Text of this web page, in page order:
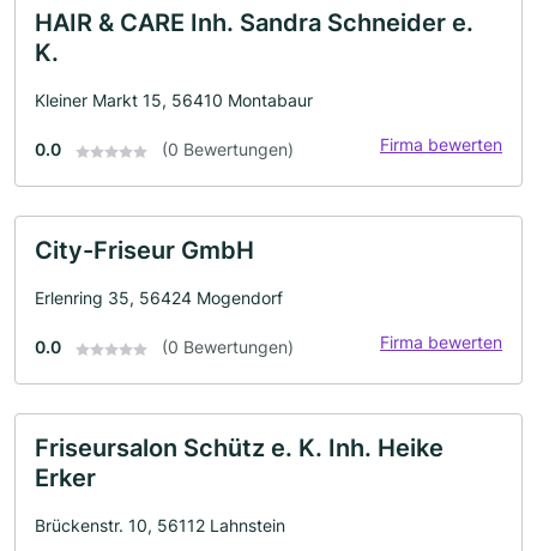
HAIR & CARE Inh. Sandra Schneider e.
K.
Kleiner Markt 15, 56410 Montabaur
0.0 (0 Bewertungen) Firma bewerten
City-Friseur GmbH
Erlenring 35, 56424 Mogendorf
0.0 (0 Bewertungen) Firma bewerten
Friseursalon Schütz e. K. Inh. Heike
Erker
Brückenstr. 10, 56112 Lahnstein